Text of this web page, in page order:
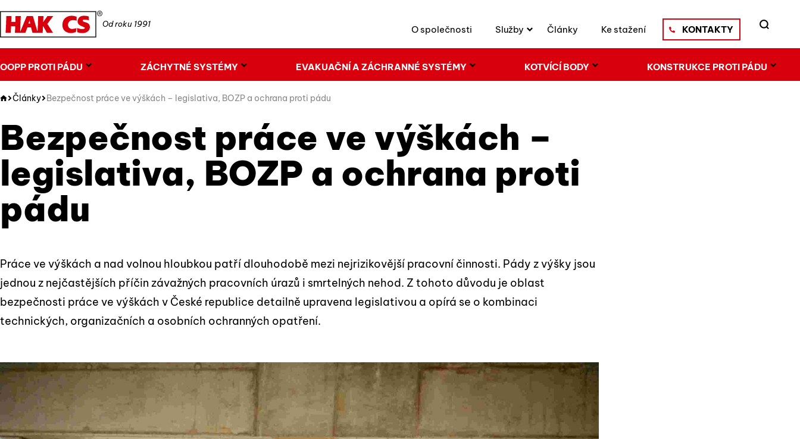
Od roku 1991
OOPP PROTI PÁDU ZÁCHYTNÉ SYSTÉMY EVAKUAČNÍ A ZÁCHRANNÉ SYSTÉMY KOTVÍCÍ BODY KONSTRUKCE PROTI PÁDU
O společnosti Služby Články Ke stažení KONTAKTY
Články Bezpečnost práce ve výškách – legislativa, BOZP a ochrana proti pádu
Bezpečnost práce ve výškách –
legislativa, BOZP a ochrana proti
pádu
Práce ve výškách a nad volnou hloubkou patří dlouhodobě mezi nejrizikovější pracovní činnosti. Pády z výšky jsou
jednou z nejčastějších příčin závažných pracovních úrazů i smrtelných nehod. Z tohoto důvodu je oblast
bezpečnosti práce ve výškách v České republice detailně upravena legislativou a opírá se o kombinaci
technických, organizačních a osobních ochranných opatření.